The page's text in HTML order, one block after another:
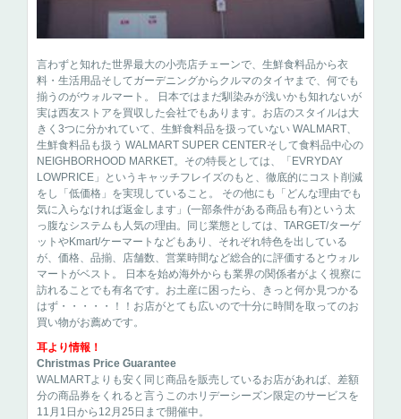
言わずと知れた世界最大の小売店チェーンで、生鮮食料品から衣
料・生活用品そしてガーデニングからクルマのタイヤまで、何でも
揃うのがウォルマート。 日本ではまだ馴染みが浅いかも知れないが
実は西友ストアを買収した会社でもあります。お店のスタイルは大
きく3つに分かれていて、生鮮食料品を扱っていない WALMART、
生鮮食料品も扱う WALMART SUPER CENTERそして食料品中心の
NEIGHBORHOOD MARKET。その特長としては、「EVRYDAY
LOWPRICE」というキャッチフレイズのもと、徹底的にコスト削減
をし「低価格」を実現していること。 その他にも「どんな理由でも
気に入らなければ返金します」(一部条件がある商品も有)という太
っ腹なシステムも人気の理由。同じ業態としては、TARGET/ターゲ
ットやKmart/ケーマートなどもあり、それぞれ特色を出している
が、価格、品揃、店舗数、営業時間など総合的に評価するとウォル
マートがベスト。 日本を始め海外からも業界の関係者がよく視察に
訪れることでも有名です。お土産に困ったら、きっと何か見つかる
はず・・・・・！！お店がとても広いので十分に時間を取ってのお
買い物がお薦めです。
耳より情報！
Christmas Price Guarantee
WALMARTよりも安く同じ商品を販売しているお店があれば、差額
分の商品券をくれると言うこのホリデーシーズン限定のサービスを
11月1日から12月25日まで開催中。